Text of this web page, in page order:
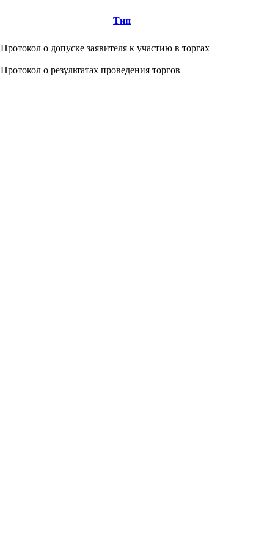
Тип
Протокол о допуске заявителя к участию в торгах
Протокол о результатах проведения торгов